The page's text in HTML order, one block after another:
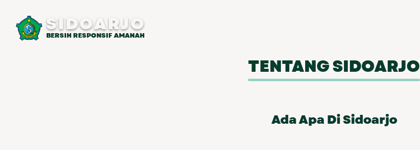
SIDOARJO
BERSIH RESPONSIF AMANAH
TENTANG SIDOARJO
Ada Apa Di Sidoarjo